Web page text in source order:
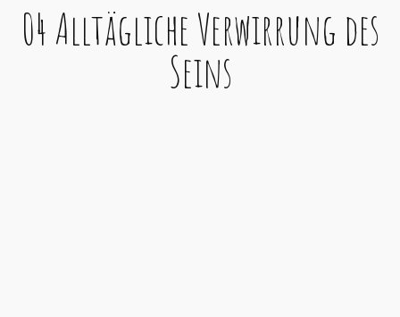
04 Alltägliche Verwirrung des
Seins